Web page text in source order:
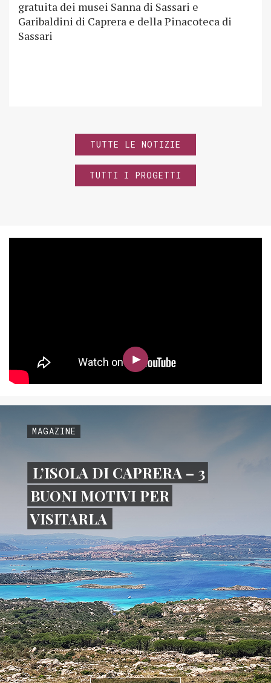
gratuita dei musei Sanna di Sassari e
Garibaldini di Caprera e della Pinacoteca di
Sassari
TUTTE LE NOTIZIE
TUTTI I PROGETTI
MAGAZINE
L’ISOLA DI CAPRERA – 3
BUONI MOTIVI PER
VISITARLA